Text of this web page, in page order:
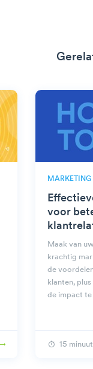
MARKETING
voor
Maak van
krachtig
de
klanten,
de impact te
15